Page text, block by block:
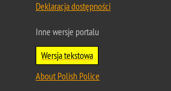
Deklaracja dostępności
Inne wersje portalu
Wersja tekstowa
About Polish Police